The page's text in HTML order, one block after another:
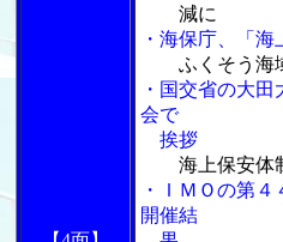
減に
・海保庁、「
ふくそう海
・国交省の大
会で
挨拶
海上保安体
・ＩＭＯの第
開催結